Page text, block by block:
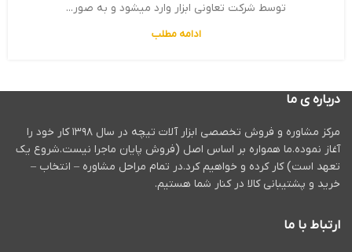
توسط شرکت تعاونی ابزار وارد میشود و به صور...
ادامه مطلب
درباره ی ما
مرکز مشاوره و فروش تخصصی ابزار آلات تیچه در سال ۱۳۹۸ کار خود را
آغاز نموده.ما همواره بر اساس اصل (فروش پایان ماجرا نیست.شروع یک
تعهد است) کار کرده و خواهیم کرد.در تمام مراحل مشاوره – انتخاب –
خرید و پشتیبانی کالا در کنار شما هستیم.
ارتباط با ما